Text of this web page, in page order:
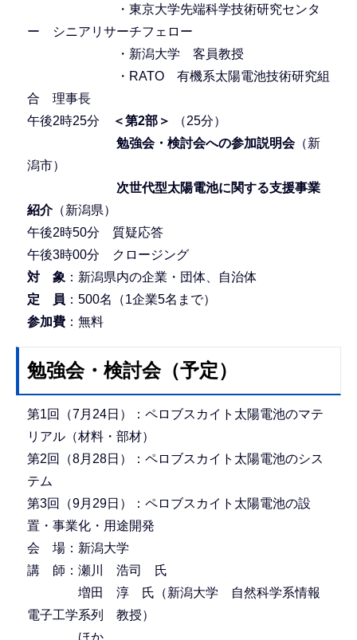
・東京大学先端科学技術研究センタ
ー シニアリサーチフェロー
・新潟大学 客員教授
・RATO 有機系太陽電池技術研究組
合 理事長
午後2時25分
＜第2部＞
（25分）
勉強会・検討会への参加説明会（新
潟市）
次世代型太陽電池に関する支援事業
紹介（新潟県）
午後2時50分 質疑応答
午後3時00分 クロージング
対 象 ：新潟県内の企業・団体、自治体
定 員 ：500名（1企業5名まで）
参加費：無料
勉強会・検討会（予定）
第1回（7月24日）：ペロブスカイト太陽電池のマテ
リアル（材料・部材）
第2回（8月28日）：ペロブスカイト太陽電池のシス
テム
第3回（9月29日）：ペロブスカイト太陽電池の設
置・事業化・用途開発
会 場：新潟大学
講 師：瀬川 浩司 氏
増田 淳 氏（新潟大学 自然科学系情報
電子工学系列 教授）
ほか